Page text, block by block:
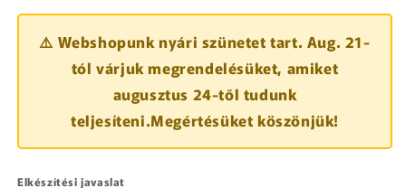
⚠️ Webshopunk nyári szünetet tart. Aug. 21-
tól várjuk megrendelésüket, amiket
augusztus 24-től tudunk
teljesíteni.Megértésüket köszönjük!
Elkészítési javaslat